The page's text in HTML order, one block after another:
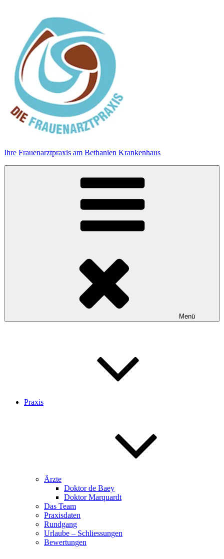
Ihre Frauenarztpraxis am Bethanien Krankenhaus
Menü
Praxis
Ärzte
Doktor de Baey
Doktor Marquardt
Das Team
Praxisdaten
Rundgang
Urlaube – Schliessungen
Bewertungen